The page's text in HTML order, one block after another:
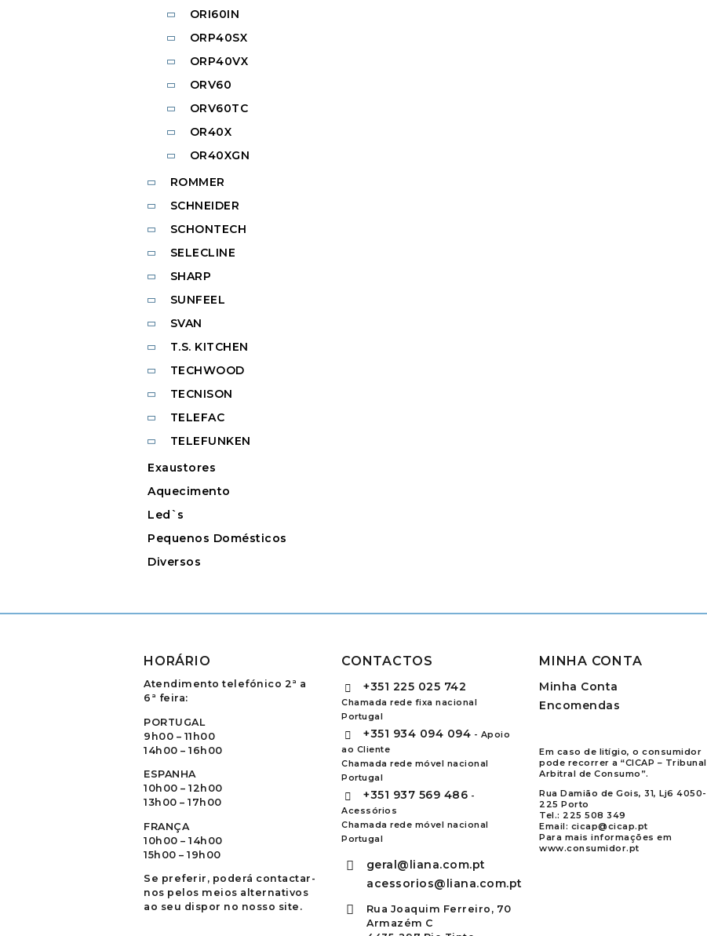
ORI60IN
ORP40SX
ORP40VX
ORV60
ORV60TC
OR40X
OR40XGN
ROMMER
SCHNEIDER
SCHONTECH
SELECLINE
SHARP
SUNFEEL
SVAN
T.S. KITCHEN
TECHWOOD
TECNISON
TELEFAC
TELEFUNKEN
Exaustores
Aquecimento
Led`s
Pequenos Domésticos
Diversos
HORÁRIO
Atendimento telefónico 2ª a
6ª feira:
PORTUGAL
9h00 – 11h00
14h00 – 16h00
ESPANHA
10h00 – 12h00
13h00 – 17h00
FRANÇA
10h00 – 14h00
15h00 – 19h00
Se preferir, poderá contactar-
nos pelos meios alternativos
ao seu dispor no nosso site.
CONTACTOS
+351 225 025 742
Chamada rede fixa nacional
Portugal
+351 934 094 094 - Apoio
ao Cliente
Chamada rede móvel nacional
Portugal
+351 937 569 486 -
Acessórios
Chamada rede móvel nacional
Portugal
geral@liana.com.pt
acessorios@liana.com.pt
Rua Joaquim Ferreiro, 70
Armazém C
MINHA CONTA
Minha Conta
Encomendas
Em caso de litígio, o consumidor
pode recorrer a “CICAP – Tribunal
Arbitral de Consumo”.
Rua Damião de Gois, 31, Lj6 4050-
225 Porto
Tel.: 225 508 349
Email: cicap@cicap.pt
Para mais informações em
www.consumidor.pt